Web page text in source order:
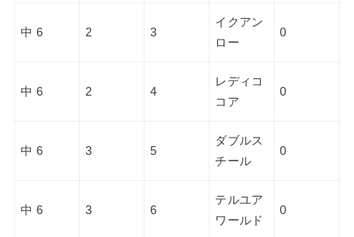
中 6 2 3
イクアン
ロー
0
中 6 2 4
レディコ
コア
0
中 6 3 5
ダブルス
チール
0
中 6 3 6
テルユア
ワールド
0